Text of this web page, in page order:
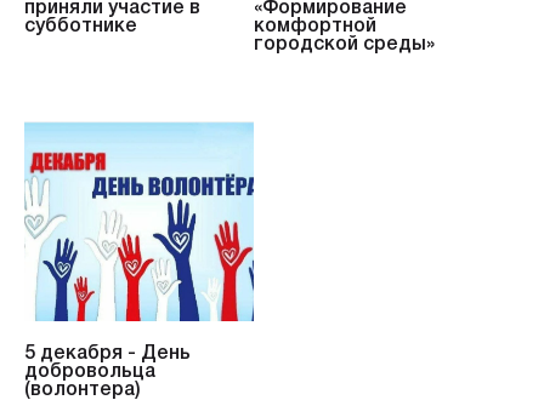
приняли участие в
субботнике
«Формирование
комфортной
городской среды»
5 декабря - День
добровольца
(волонтера)